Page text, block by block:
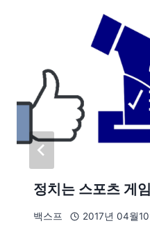
정치는 스포츠 게
백스프 2017년 04월